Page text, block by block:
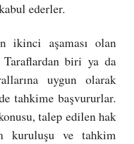
ederler.
ikinci aşaması olan
Taraflardan biri ya da
uygun olarak
tahkime başvururlar.
talep edilen hak
kuruluşu ve tahkim